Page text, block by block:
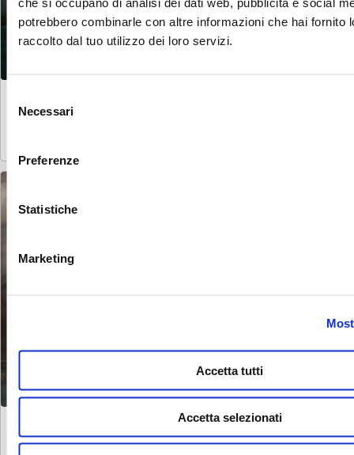
potrebbero combinarle con altre informazioni che hai fornito
raccolto dal tuo utilizzo dei loro servizi.
delNecessari
Preferenze
Statistiche
Marketing
Accetta tutti
Accetta selezionati
Un mondo termale sacro nell'ex birrificio
orientale